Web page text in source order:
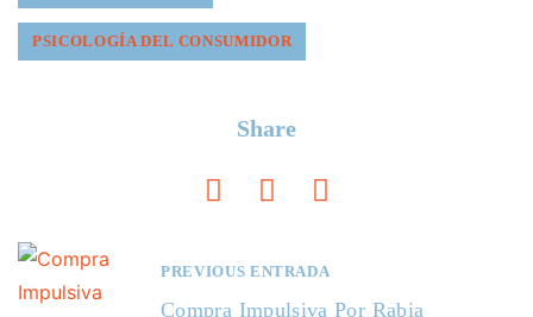
PSICOLOGÍA DEL CONSUMIDOR
Share
PREVIOUS ENTRADA
Compra Impulsiva Por Rabia